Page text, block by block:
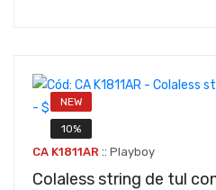
NEW
10%
CA K1811AR :: Playboy
Colaless string de tul